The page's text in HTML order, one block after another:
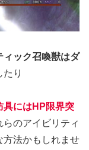
ィック召喚獣はダ
たり
具にはHP限界突
のアイビリティ
方法かもしれませ